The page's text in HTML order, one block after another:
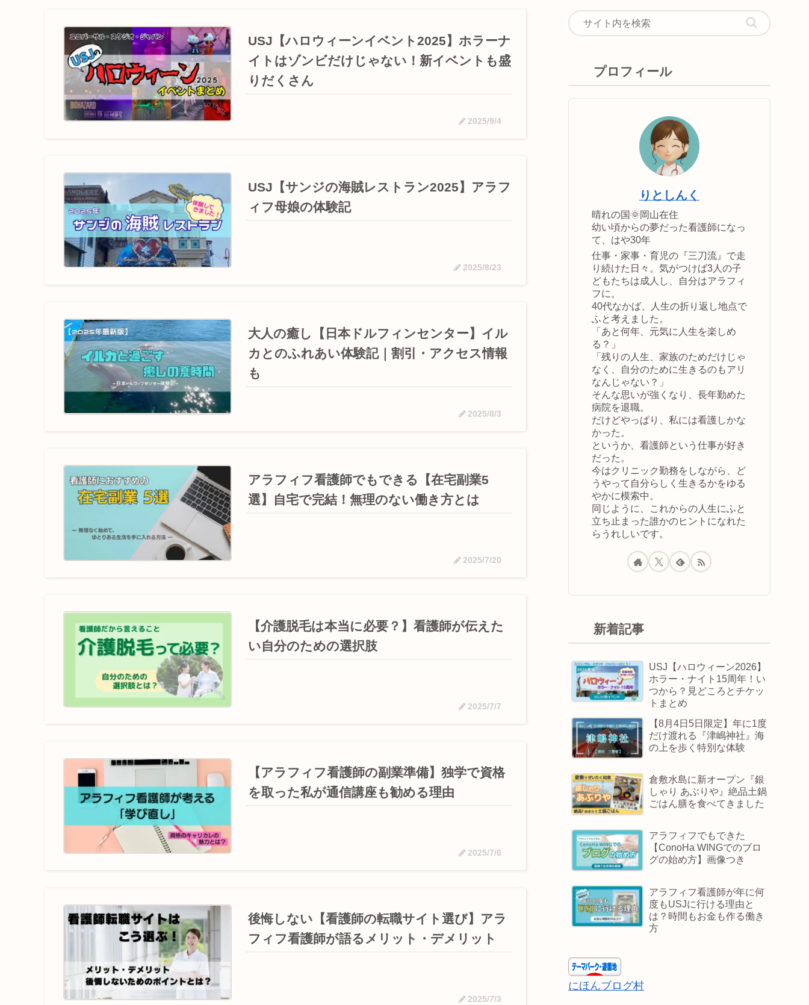
USJ【ハロウィーンイベント2025】ホラーナ
イトはゾンビだけじゃない！新イベントも盛
りだくさん
2025/9/4
USJ【サンジの海賊レストラン2025】アラフ
ィフ母娘の体験記
2025/8/23
大人の癒し【日本ドルフィンセンター】イル
カとのふれあい体験記｜割引・アクセス情報
も
2025/8/3
アラフィフ看護師でもできる【在宅副業5
選】自宅で完結！無理のない働き方とは
2025/7/20
【介護脱毛は本当に必要？】看護師が伝えた
い自分のための選択肢
2025/7/7
【アラフィフ看護師の副業準備】独学で資格
を取った私が通信講座も勧める理由
2025/7/6
後悔しない【看護師の転職サイト選び】アラ
フィフ看護師が語るメリット・デメリット
2025/7/3
プロフィール
りとしんく
晴れの国🌞岡山在住
幼い頃からの夢だった看護師になっ
て、はや30年
仕事・家事・育児の『三刀流』で走
り続けた日々。気がつけば3人の子
どもたちは成人し、自分はアラフィ
フに。
40代なかば、人生の折り返し地点で
ふと考えました。
「あと何年、元気に人生を楽しめ
る？」
「残りの人生、家族のためだけじゃ
なく、自分のために生きるのもアリ
なんじゃない？」
そんな思いが強くなり、長年勤めた
病院を退職。
だけどやっぱり、私には看護しかな
かった。
というか、看護師という仕事が好き
だった。
今はクリニック勤務をしながら、ど
うやって自分らしく生きるかをゆる
やかに模索中。
同じように、これからの人生にふと
立ち止まった誰かのヒントになれた
らうれしいです。
新着記事
USJ【ハロウィーン2026】
ホラー・ナイト15周年！い
つから？見どころとチケッ
トまとめ
【8月4日5日限定】年に1度
だけ渡れる『津嶋神社』海
の上を歩く特別な体験
倉敷水島に新オープン『銀
しゃり あぶりや』絶品土鍋
ごはん膳を食べてきました
アラフィフでもできた
【ConoHa WINGでのブロ
グの始め方】画像つき
アラフィフ看護師が年に何
度もUSJに行ける理由と
は？時間もお金も作る働き
方
にほんブログ村